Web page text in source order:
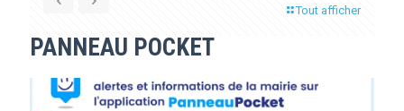
Tout afficher
PANNEAU POCKET